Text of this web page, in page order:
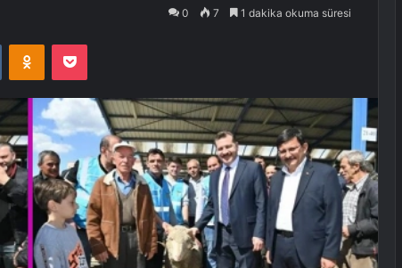
0 7 1 dakika okuma süresi
VKontakteOdnoklassniki
Pocket